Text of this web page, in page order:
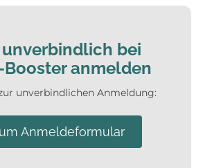
bei
anmelden
unverbindlichen Anmeldung:
Anmeldeformular